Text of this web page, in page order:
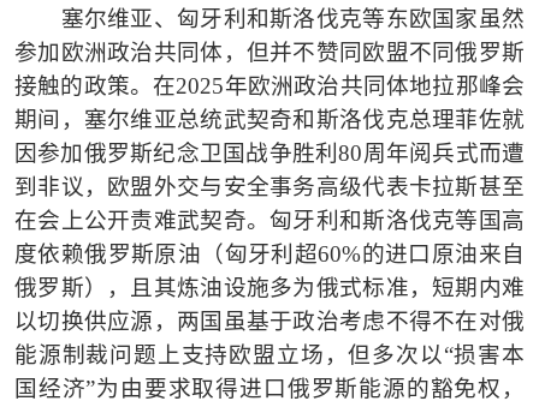
塞尔维亚、匈牙利和斯洛伐克等东欧国家虽然
参加欧洲政治共同体，但并不赞同欧盟不同俄罗斯
接触的政策。在2025年欧洲政治共同体地拉那峰会
期间，塞尔维亚总统武契奇和斯洛伐克总理菲佐就
因参加俄罗斯纪念卫国战争胜利80周年阅兵式而遭
到非议，欧盟外交与安全事务高级代表卡拉斯甚至
在会上公开责难武契奇。匈牙利和斯洛伐克等国高
度依赖俄罗斯原油（匈牙利超60%的进口原油来自
俄罗斯），且其炼油设施多为俄式标准，短期内难
以切换供应源，两国虽基于政治考虑不得不在对俄
能源制裁问题上支持欧盟立场，但多次以“损害本
国经济”为由要求取得进口俄罗斯能源的豁免权，